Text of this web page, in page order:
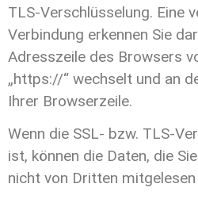
TLS-Verschlüsselung. Eine
Verbindung erkennen Sie
Adresszeile des Browsers
„https://“ wechselt und an
Ihrer Browserzeile.
Wenn die SSL- bzw. TLS-
ist, können die Daten, die
nicht von Dritten mitgelesen